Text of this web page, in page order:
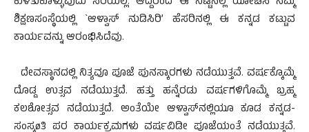
ಶಿಕ್ಷಣಸಂಸ್ಥೆಯಲ್ಲಿ `ಆಳ್ವಾಸ್ ನುಡಿಸಿರಿ’ ಹೆಸರಿನಲ್ಲಿ ಈ ಕನ್ನಡ ಕಟ್ಟುವ
ಕಾರ್ಯವನ್ನು ಆರಂಭಿಸಿದೆವು.
ದೇವಸ್ಥಾನದಲ್ಲಿ ನಿತ್ಯವೂ ಪೂಜೆ ಪುನಸ್ಕಾರಗಳು ನಡೆಯುತ್ತವೆ. ವರ್ಷಕ್ಕೊಮ್ಮೆ
ದೊಡ್ಡ ಉತ್ಸವ ನಡೆಯುತ್ತದೆ. ಹತ್ತು ಹನ್ನೆರಡು ವರ್ಷಗಳಿಗೊಮ್ಮೆ ಬ್ರಹ್ಮ
ಕಲಶೋತ್ಸವ ನಡೆಯುತ್ತದೆ. ಅಂತೆಯೇ ಆಳ್ವಾಸ್‍ನಲ್ಲಿಯೂ ಕೂಡ ಕನ್ನಡ-
ಸಂಸ್ಕøತಿ ಪರ ಕಾರ್ಯಕ್ರಮಗಳು ವರ್ಷವಿಡೀ ಪೂಜೆಯಂತೆ ನಡೆಯುತ್ತವೆ.